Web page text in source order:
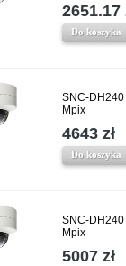
2651.17
Do koszyka
SNC-
Mpix
4643 zł
Do koszyka
SNC-
Mpix
5007 zł